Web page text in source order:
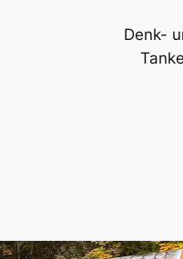
Denk-